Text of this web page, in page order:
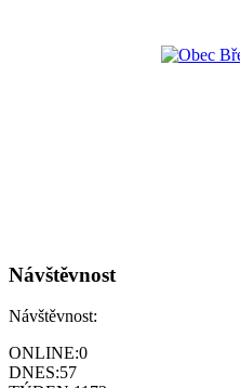
Návštěvnost
Návštěvnost:
ONLINE:0
DNES:57